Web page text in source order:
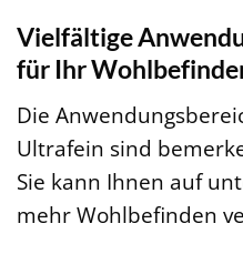
Vielfältige
für Ihr
Die
Ultrafein sind
Sie kann Ihnen auf
mehr Wohlbefinden